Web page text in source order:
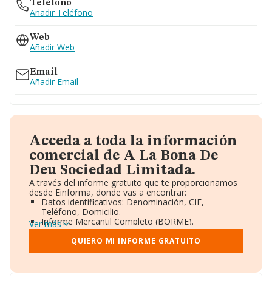
Teléfono
Añadir Teléfono
Web
Añadir Web
Email
Añadir Email
Acceda a toda la información
comercial de A La Bona De
Deu Sociedad Limitada.
A través del informe gratuito que te proporcionamos
desde Einforma, donde vas a encontrar:
Datos identificativos: Denominación, CIF,
Teléfono, Domicilio.
Informe Mercantil Completo (BORME).
Gráficos de Evolución Ventas y Empleados.
Consejo de Administración y Administradores.
Directivos y Ejecutivos.
Ver más
QUIERO MI INFORME GRATUITO